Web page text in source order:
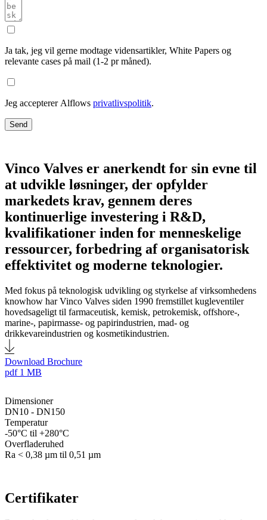
Ja tak, jeg vil gerne modtage vidensartikler, White Papers og
relevante cases på mail (1-2 pr måned).
Jeg accepterer Alflows privatlivspolitik.
Send
Vinco Valves er anerkendt for sin evne til
at udvikle løsninger, der opfylder
markedets krav, gennem deres
kontinuerlige investering i R&D,
kvalifikationer inden for menneskelige
ressourcer, forbedring af organisatorisk
effektivitet og moderne teknologier.
Med fokus på teknologisk udvikling og styrkelse af virksomhedens
knowhow har Vinco Valves siden 1990 fremstillet kugleventiler
hovedsageligt til farmaceutisk, kemisk, petrokemisk, offshore-,
marine-, papirmasse- og papirindustrien, mad- og
drikkevareindustrien og kosmetikindustrien.
Download Brochure
pdf 1 MB
Dimensioner
DN10 - DN150
Temperatur
-50°C til +280°C
Overfladeruhed
Ra < 0,38 µm til 0,51 µm
Certifikater